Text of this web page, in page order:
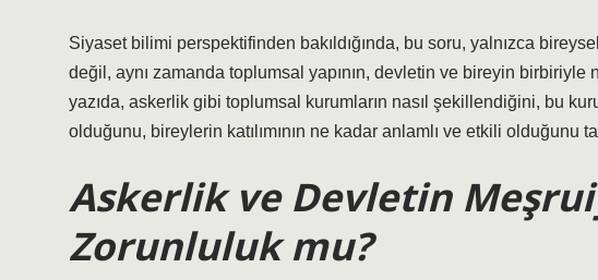
Siyaset bilimi perspektifinden bakıldığında, bu soru, yalnızca
değil, aynı zamanda toplumsal yapının, devletin ve bireyin
yazıda, askerlik gibi toplumsal kurumların nasıl şekillendiğini, bu
olduğunu, bireylerin katılımının ne kadar anlamlı ve etkili olduğunu
Askerlik ve Devletin
Zorunluluk mu?